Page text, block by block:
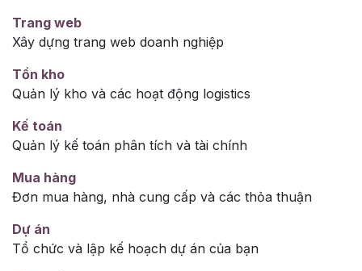
Trang web
Xây dựng trang web doanh nghiệp
Tồn kho
Quản lý kho và các hoạt động logistics
Kế toán
Quản lý kế toán phân tích và tài chính
Mua hàng
Đơn mua hàng, nhà cung cấp và các thỏa thuận
Dự án
Tổ chức và lập kế hoạch dự án của bạn